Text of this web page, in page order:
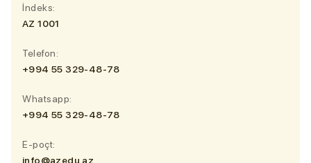
İndeks:
AZ 1001
Telefon:
+994 55 329-48-78
Whatsapp:
+994 55 329-48-78
E-poçt:
info@azedu.az